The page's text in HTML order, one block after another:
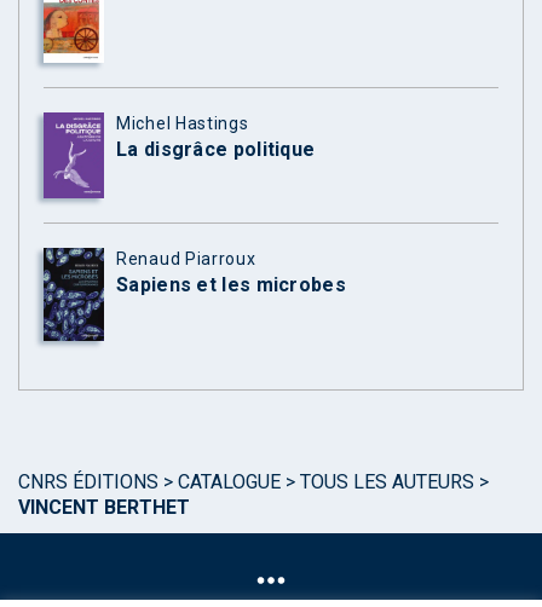
Michel Hastings
La disgrâce politique
Renaud Piarroux
Sapiens et les microbes
CNRS ÉDITIONS > CATALOGUE > TOUS LES AUTEURS >
VINCENT BERTHET